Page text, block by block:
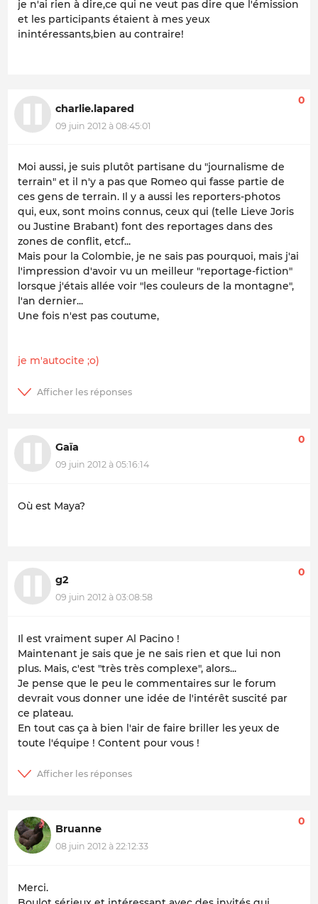
je n'ai rien à dire,ce qui ne veut pas dire que l'émission
et les participants étaient à mes yeux
inintéressants,bien au contraire!
charlie.lapared
09 juin 2012 à 08:45:01
0
Moi aussi, je suis plutôt partisane du "journalisme de
terrain" et il n'y a pas que Romeo qui fasse partie de
ces gens de terrain. Il y a aussi les reporters-photos
qui, eux, sont moins connus, ceux qui (telle Lieve Joris
ou Justine Brabant) font des reportages dans des
zones de conflit, etcf...
Mais pour la Colombie, je ne sais pas pourquoi, mais j'ai
l'impression d'avoir vu un meilleur "reportage-fiction"
lorsque j'étais allée voir "les couleurs de la montagne",
l'an dernier...
Une fois n'est pas coutume,
je m'autocite ;o)
Gaïa
09 juin 2012 à 05:16:14
0
Où est Maya?
g2
09 juin 2012 à 03:08:58
0
Il est vraiment super Al Pacino !
Maintenant je sais que je ne sais rien et que lui non
plus. Mais, c'est "très très complexe", alors...
Je pense que le peu le commentaires sur le forum
devrait vous donner une idée de l'intérêt suscité par
ce plateau.
En tout cas ça à bien l'air de faire briller les yeux de
toute l'équipe ! Content pour vous !
Bruanne
08 juin 2012 à 22:12:33
0
Merci.